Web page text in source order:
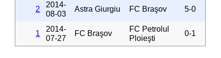
2
2014-
08-03
Astra Giurgiu FC Braşov 5-0
1
2014-
07-27
FC Braşov
FC Petrolul
Ploieşti
0-1